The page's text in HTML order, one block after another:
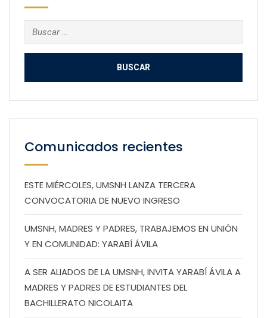
Buscar:
Comunicados recientes
ESTE MIÉRCOLES, UMSNH LANZA TERCERA
CONVOCATORIA DE NUEVO INGRESO
UMSNH, MADRES Y PADRES, TRABAJEMOS EN UNIÓN
Y EN COMUNIDAD: YARABÍ ÁVILA
A SER ALIADOS DE LA UMSNH, INVITA YARABÍ ÁVILA A
MADRES Y PADRES DE ESTUDIANTES DEL
BACHILLERATO NICOLAITA